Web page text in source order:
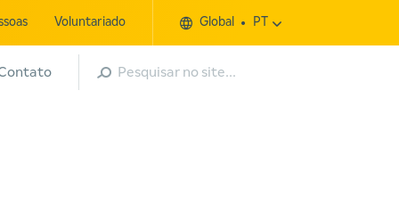
Voluntariado Global PT
Pesquisar